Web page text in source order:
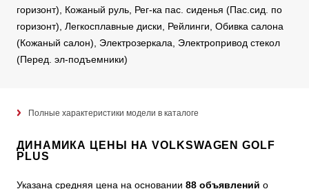
горизонт), Кожаный руль, Рег-ка пас. сиденья (Пас.сид. по
горизонт), Легкосплавные диски, Рейлинги, Обивка салона
(Кожаный салон), Электрозеркала, Электропривод стекол
(Перед. эл-подъемники)
Полные характеристики модели в каталоге
ДИНАМИКА ЦЕНЫ НА VOLKSWAGEN GOLF
PLUS
Указана средняя цена на основании 88 объявлений о